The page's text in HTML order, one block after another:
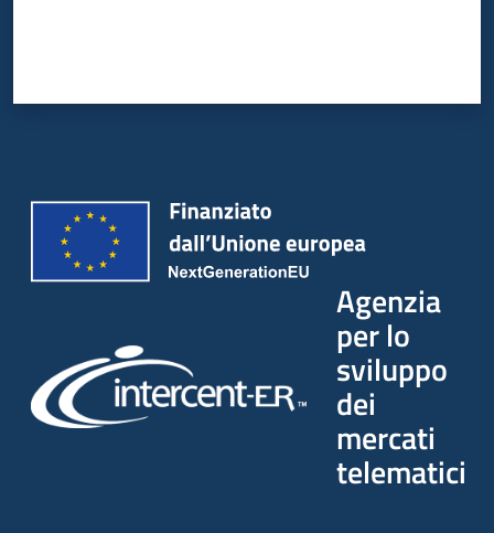
Agenzia
per lo
sviluppo
dei
mercati
telematici